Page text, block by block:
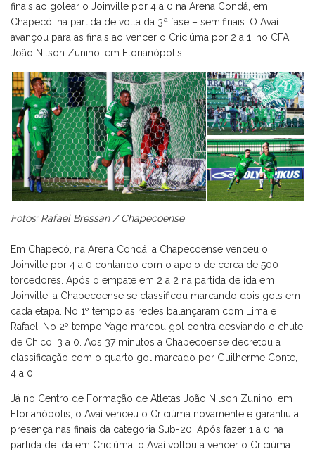
finais ao golear o Joinville por 4 a 0 na Arena Condá, em
Chapecó, na partida de volta da 3ª fase – semifinais. O Avaí
avançou para as finais ao vencer o Criciúma por 2 a 1, no CFA
João Nilson Zunino, em Florianópolis.
Fotos: Rafael Bressan / Chapecoense
Em Chapecó, na Arena Condá, a Chapecoense venceu o
Joinville por 4 a 0 contando com o apoio de cerca de 500
torcedores. Após o empate em 2 a 2 na partida de ida em
Joinville, a Chapecoense se classificou marcando dois gols em
cada etapa. No 1º tempo as redes balançaram com Lima e
Rafael. No 2º tempo Yago marcou gol contra desviando o chute
de Chico, 3 a 0. Aos 37 minutos a Chapecoense decretou a
classificação com o quarto gol marcado por Guilherme Conte,
4 a 0!
Já no Centro de Formação de Atletas João Nilson Zunino, em
Florianópolis, o Avaí venceu o Criciúma novamente e garantiu a
presença nas finais da categoria Sub-20. Após fazer 1 a 0 na
partida de ida em Criciúma, o Avaí voltou a vencer o Criciúma